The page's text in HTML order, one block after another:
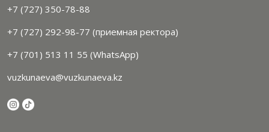
+7 (727) 350-78-88
+7 (727) 292-98-77 (приемная ректора)
+7 (701) 513 11 55 (WhatsApp)
vuzkunaeva@vuzkunaeva.kz